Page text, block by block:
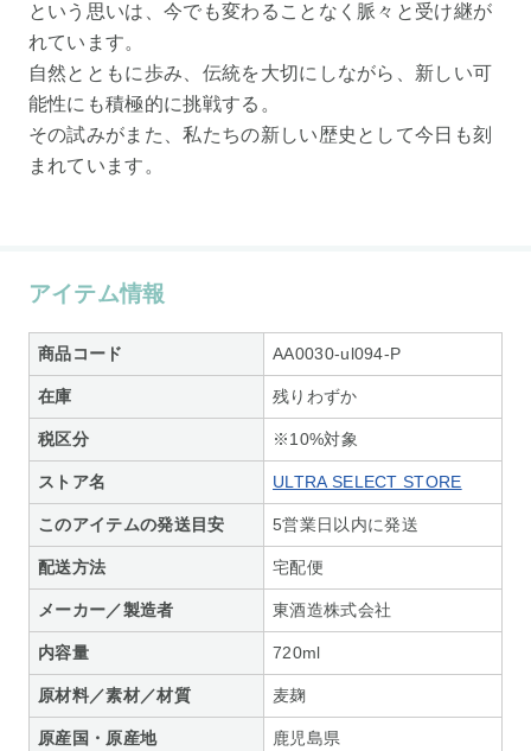
という思いは、今でも変わることなく脈々と受け継が
れています。
自然とともに歩み、伝統を大切にしながら、新しい可
能性にも積極的に挑戦する。
その試みがまた、私たちの新しい歴史として今日も刻
まれています。
アイテム情報
商品コード AA0030-ul094-P
在庫 残りわずか
税区分 ※10%対象
ストア名 ULTRA SELECT STORE
このアイテムの発送目安 5営業日以内に発送
配送方法 宅配便
メーカー／製造者 東酒造株式会社
内容量 720ml
原材料／素材／材質 麦麹
原産国・原産地 鹿児島県